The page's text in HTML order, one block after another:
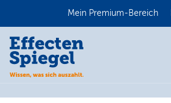
Mein Premium-Bereich